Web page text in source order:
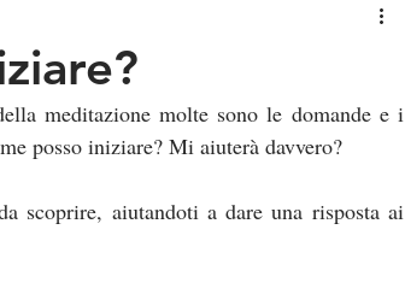
meditazione molte sono le domande e i
posso iniziare? Mi aiuterà davvero?
scoprire, aiutandoti a dare una risposta ai